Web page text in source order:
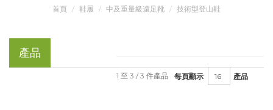
首頁 鞋履 中及重量級遠足靴 技術型登山鞋
產品
每頁顯示 產品
1 至 3 / 3 件產品